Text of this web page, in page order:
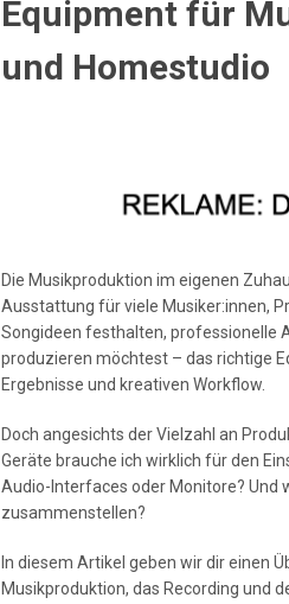
Equipment für
und Homestudio
Die Musikproduktion im eigenen
Ausstattung für viele Musiker:innen,
Songideen festhalten, professionelle
produzieren möchtest – das richtige
Ergebnisse und kreativen Workflow.
Doch angesichts der Vielzahl an
Geräte brauche ich wirklich für den
Audio-Interfaces oder Monitore? Und
zusammenstellen?
In diesem Artikel geben wir dir einen
Musikproduktion, das Recording und